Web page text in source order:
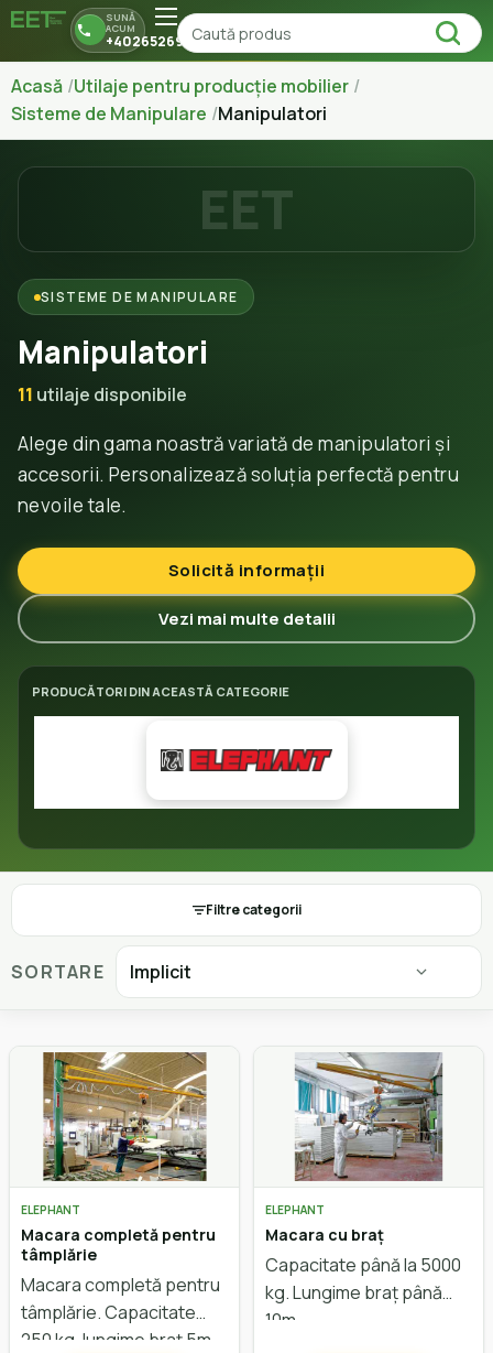
SUNĂ
ACUM
+40265269150
Acasă Utilaje pentru producție mobilier
Sisteme de Manipulare Manipulatori
SISTEME DE MANIPULARE
Manipulatori
11 utilaje disponibile
Alege din gama noastră variată de manipulatori și
accesorii. Personalizează soluția perfectă pentru
nevoile tale.
Solicită informații
Vezi mai multe detalii
EET
PRODUCĂTORI DIN ACEASTĂ CATEGORIE
Filtre categorii
SORTARE
ELEPHANT
Macara completă pentru
tâmplărie
Macara completă pentru
tâmplărie. Capacitate
250 kg, lungime braț5m,
ELEPHANT
Macara cu braț
Capacitate până la 5000
kg. Lungime braț până
10m.